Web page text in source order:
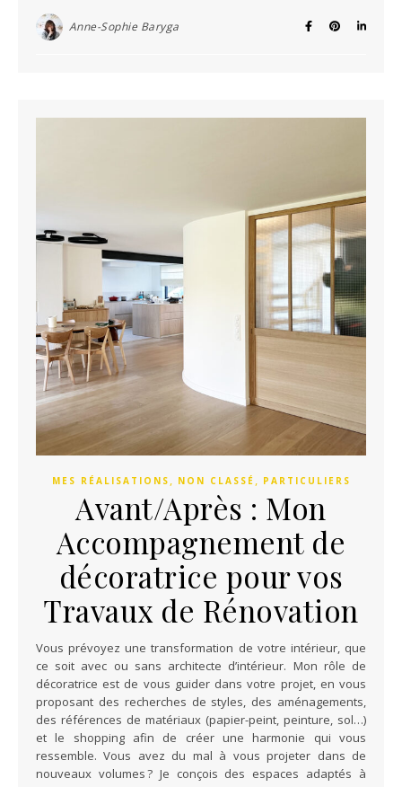
Anne-Sophie Baryga
MES RÉALISATIONS , NON CLASSÉ , PARTICULIERS
Avant/Après : Mon
Accompagnement de
décoratrice pour vos
Travaux de Rénovation
Vous prévoyez une transformation de votre intérieur, que
ce soit avec ou sans architecte d’intérieur. Mon rôle de
décoratrice est de vous guider dans votre projet, en vous
proposant des recherches de styles, des aménagements,
des références de matériaux (papier-peint, peinture, sol…)
et le shopping afin de créer une harmonie qui vous
ressemble. Vous avez du mal à vous projeter dans de
nouveaux volumes ? Je conçois des espaces adaptés à